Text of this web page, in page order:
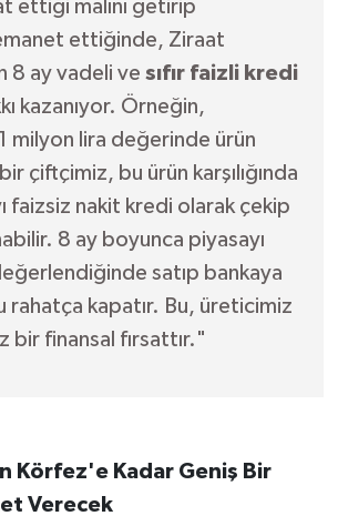
ettiği malını getirip
ettiğinde, Ziraat
8 ay vadeli ve sıfır faizli kredi
kazanıyor. Örneğin,
1 milyon lira değerinde ürün
çiftçimiz, bu ürün karşılığında
faizsiz nakit kredi olarak çekip
8 ay boyunca piyasayı
satıp bankaya
rahatça kapatır. Bu, üreticimiz
bir finansal fırsattır."
Körfez'e Kadar Geniş Bir
Verecek